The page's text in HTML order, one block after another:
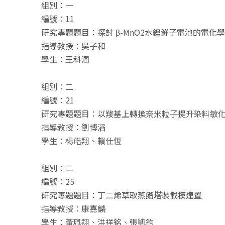
組別：一
編號：11
研究專題題目：探討 β-MnO2水鋰鮮子電池的電化
指導教授：吳子和
學生：王科潤
組別：二
編號：21
研究專題題目：以羧基上轉換奈米粒子提升染料敏
指導教授：劉博滔
學生：楊皓翔、賴仕恆
組別：二
編號：25
研究專題題目：丁二烯草取蒸餾塔裝載模建置
指導教授：康嘉麟
學生：黃珮翔、洪祥銘、張凱鈞